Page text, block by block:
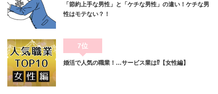
「節約上手な男性」と「ケチな男性」の違い！ケチな男
性はモテない？！
7位
婚活で人気の職業！…サービス業は⁉【女性編】